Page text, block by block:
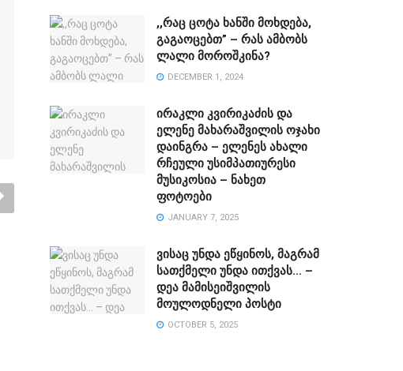
,,რაც ცოტა ხანში მოხდება,
გაგაოცებთ” – რას ამბობს
ლალი მოროშკინა?
DECEMBER 1, 2024
ირაკლი კვირიკაძის და
ელენე მახარაშვილის ოჯახი
დაინგრა – ელენეს ახალი
რჩეული უსიმპათიურესი
მუსიკოსია – ნახეთ
ფოტოები
JANUARY 7, 2025
ვისაც უნდა ეწყინოს, მაგრამ
სათქმელი უნდა ითქვას… –
დეა მამისეიშვილის
მოულოდნელი პოსტი
OCTOBER 5, 2025